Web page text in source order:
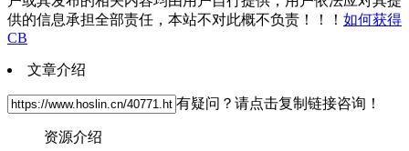
供的信息承担全部责任，本站不对此概不负责！！！ 如何获得
CB
文章介绍
有疑问？请点击复制链接咨询！
资源介绍